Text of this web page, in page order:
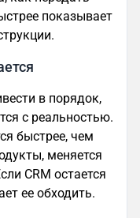
показывает
в порядок,
с реальностью.
быстрее, чем
меняется
CRM остается
ее обходить.